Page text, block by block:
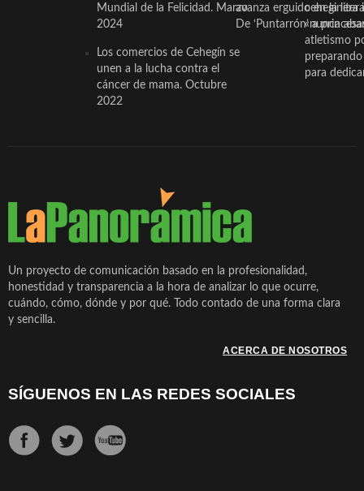
Mundial de la Felicidad. Marzo
2024
Los comercios de Cehegín se
unen a la lucha contra el
cáncer de mama. Octubre
2022
avanza erguido en la
De ‘Puntarrón’ a
ceheginera
«nunca
atletismo
para
Un proyecto de comunicación basado en la profesionalidad,
honestidad y transparencia a la hora de analizar lo que ocurre,
cuándo, cómo, dónde y por qué. Todo contado de una forma clara
y sencilla.
ACERCA DE NOSOTROS
SÍGUENOS EN LAS REDES SOCIALES